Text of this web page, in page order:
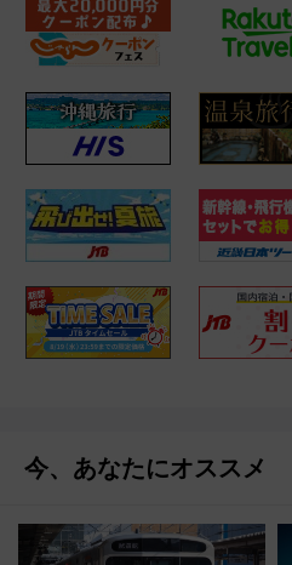
今、あなたにオススメ